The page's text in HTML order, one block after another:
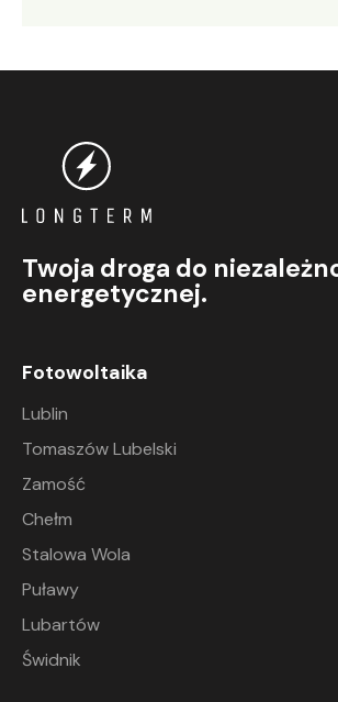
Twoja droga do
energetycznej.
Fotowoltaika
Lublin
Tomaszów Lubelski
Zamość
Chełm
Stalowa Wola
Puławy
Lubartów
Świdnik